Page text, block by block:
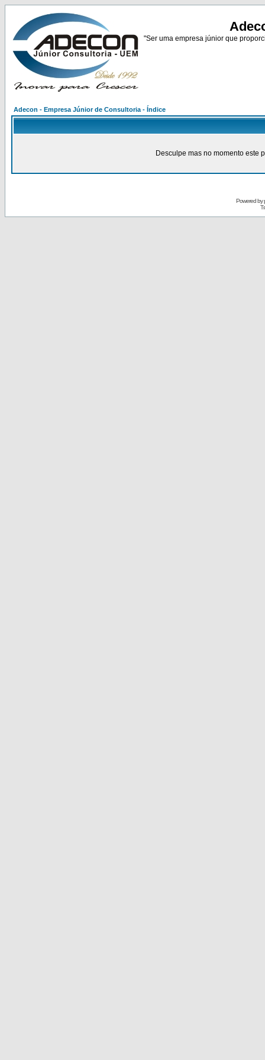
"Ser uma empresa júnior que
Adecon - Empresa Júnior de Consultoria - Índice
Desculpe mas no momento este
Powered by